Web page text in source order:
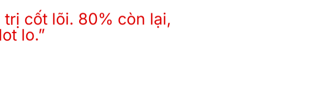
cốt lõi. 80% còn lại,
lo.”